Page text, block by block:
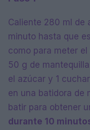
Caliente 280 ml de
minuto hasta que
como para meter
50 g de
el azúcar y 1
en una batidora de
batir para obtener
durante 10